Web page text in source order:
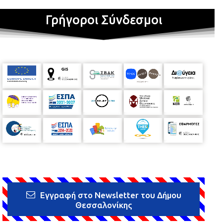
Γρήγοροι Σύνδεσμοι
Εγγραφή στο Newsletter του Δήμου
Θεσσαλονίκης